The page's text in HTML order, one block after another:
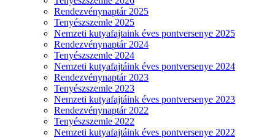
Rendezvénynaptár 2025
Tenyészszemle 2025
Nemzeti kutyafajtaink éves pontversenye 2025
Rendezvénynaptár 2024
Tenyészszemle 2024
Nemzeti kutyafajtáink éves pontversenye 2024
Rendezvénynaptár 2023
Tenyészszemle 2023
Nemzeti kutyafajtáink éves pontversenye 2023
Rendezvénynaptár 2022
Tenyészszemle 2022
Nemzeti kutyafajtáink éves pontversenye 2022